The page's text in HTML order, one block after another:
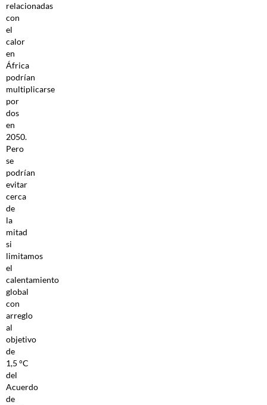
relacionadas
con
el
calor
en
África
podrían
multiplicarse
por
dos
en
2050.
Pero
se
podrían
evitar
cerca
de
la
mitad
si
limitamos
el
calentamiento
global
con
arreglo
al
objetivo
de
1,5 °C
del
Acuerdo
de